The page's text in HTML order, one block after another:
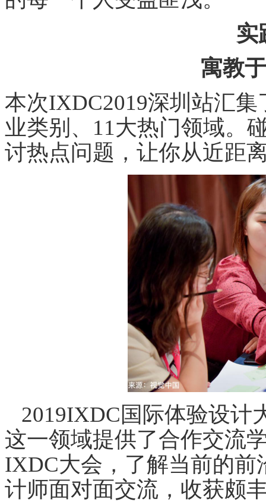
实
寓教
本次IXDC2019深圳站汇
业类别、11大热门领域。
讨热点问题，让你从近距
2019IXDC国际体验设计
这一领域提供了合作交流
IXDC大会，了解当前的
计师面对面交流，收获颇